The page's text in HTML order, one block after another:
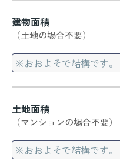
建物面積
（土地の場合不要）
土地面積
（マンションの場合不要）